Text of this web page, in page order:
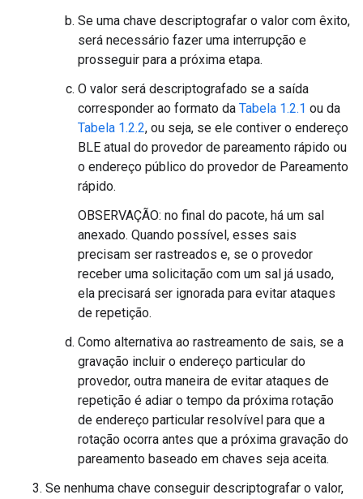
Se uma chave descriptografar o valor com êxito,
será necessário fazer uma interrupção e
prosseguir para a próxima etapa.
O valor será descriptografado se a saída
corresponder ao formato da Tabela 1.2.1 ou da
Tabela 1.2.2, ou seja, se ele contiver o endereço
BLE atual do provedor de pareamento rápido ou
o endereço público do provedor de Pareamento
rápido.
OBSERVAÇÃO: no final do pacote, há um sal
anexado. Quando possível, esses sais
precisam ser rastreados e, se o provedor
receber uma solicitação com um sal já usado,
ela precisará ser ignorada para evitar ataques
de repetição.
Como alternativa ao rastreamento de sais, se a
gravação incluir o endereço particular do
provedor, outra maneira de evitar ataques de
repetição é adiar o tempo da próxima rotação
de endereço particular resolvível para que a
rotação ocorra antes que a próxima gravação do
pareamento baseado em chaves seja aceita.
Se nenhuma chave conseguir descriptografar o valor,